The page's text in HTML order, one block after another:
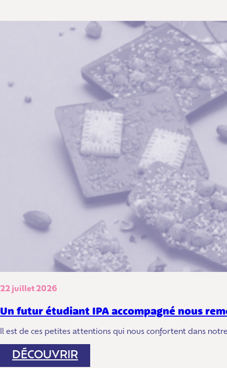
22 juillet 2026
Un futur étudiant IPA accompagné nous
Il est de ces petites attentions qui nous confortent dans
DÉCOUVRIR: